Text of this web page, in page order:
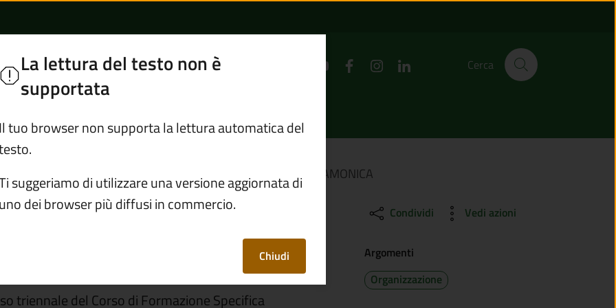
MEDICINA GENERALE PER LA
Cerca
DUE NUOVI MEDICI DI MEDICINA GENERALE PER LA VALLE CAMONICA
DI MEDICINA
VALLE CAMONICA
triennale del Corso di Formazione Specifica
Condividi Vedi azioni
La lettura del testo non è
supportata
Il tuo browser non supporta la lettura automatica del
suggeriamo di utilizzare una versione aggiornata di
uno dei browser più diffusi in commercio.
Chiudi
Argomenti
Organizzazione